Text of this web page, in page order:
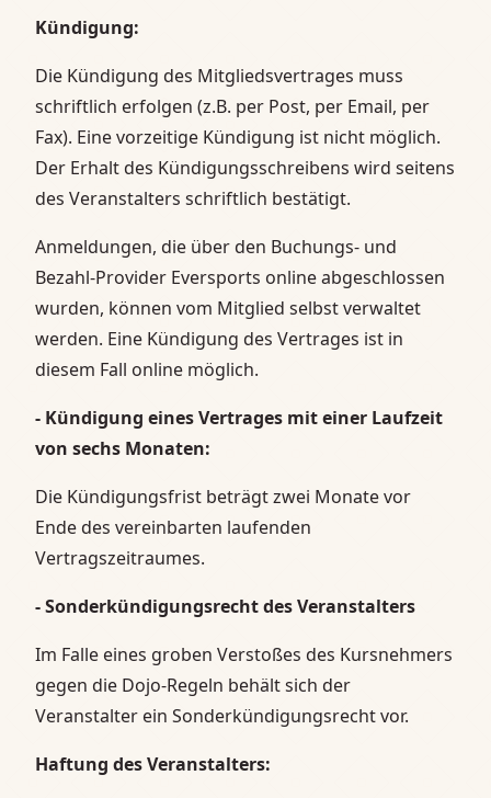
Kündigung:
Die Kündigung des Mitgliedsvertrages muss
schriftlich erfolgen (z.B. per Post, per Email, per
Fax). Eine vorzeitige Kündigung ist nicht möglich.
Der Erhalt des Kündigungsschreibens wird seitens
des Veranstalters schriftlich bestätigt.
Anmeldungen, die über den Buchungs- und
Bezahl-Provider Eversports online abgeschlossen
wurden, können vom Mitglied selbst verwaltet
werden. Eine Kündigung des Vertrages ist in
diesem Fall online möglich.
- Kündigung eines Vertrages mit einer Laufzeit
von sechs Monaten:
Die Kündigungsfrist beträgt zwei Monate vor
Ende des vereinbarten laufenden
Vertragszeitraumes.
- Sonderkündigungsrecht des Veranstalters
Im Falle eines groben Verstoßes des Kursnehmers
gegen die Dojo-Regeln behält sich der
Veranstalter ein Sonderkündigungsrecht vor.
Haftung des Veranstalters: